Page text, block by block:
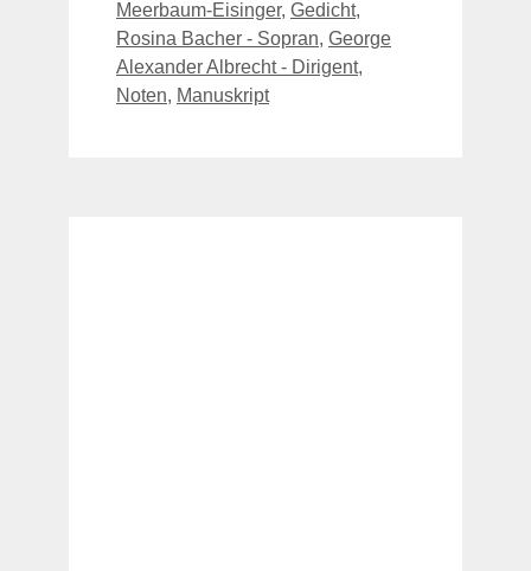
Meerbaum-Eisinger, Gedicht,
Rosina Bacher - Sopran, George
Alexander Albrecht - Dirigent,
Noten, Manuskript